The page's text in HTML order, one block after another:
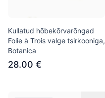
Kullatud hõbekõrvarõngad
Folie à Trois valge tsirkooniga,
Botanica
28.00 €